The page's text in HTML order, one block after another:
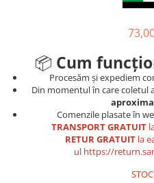
Greutati Fitness
📦 Cum
Procesăm și expediem
Din momentul în care coletul
Comenzile plasate în
TRANSPORT GRATUIT
RETUR GRATUIT la
ul https://